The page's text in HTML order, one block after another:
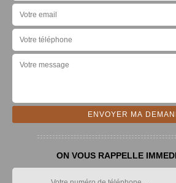
ON VOUS RAPPELLE